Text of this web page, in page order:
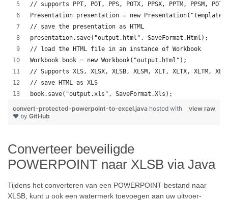
// supports PPT, POT, PPS, POTX, PPSX, PPTM, PPSM,
Presentation presentation = new
// save the presentation as HTML
presentation.save("output.html", SaveFormat.Html);
// load the HTML file in an instance of Workbook
Workbook book = new Workbook("output.html");
// Supports XLS, XLSX, XLSB, XLSM, XLT, XLTX, XLTM,
// save HTML as XLS
book.save("output.xls", SaveFormat.Xls);
view raw
convert-protected-powerpoint-to-excel.java hosted with
❤ by GitHub
Converteer beveiligde
POWERPOINT naar XLSB via Java
Tijdens het converteren van een POWERPOINT-bestand naar
XLSB, kunt u ook een watermerk toevoegen aan uw uitvoer-